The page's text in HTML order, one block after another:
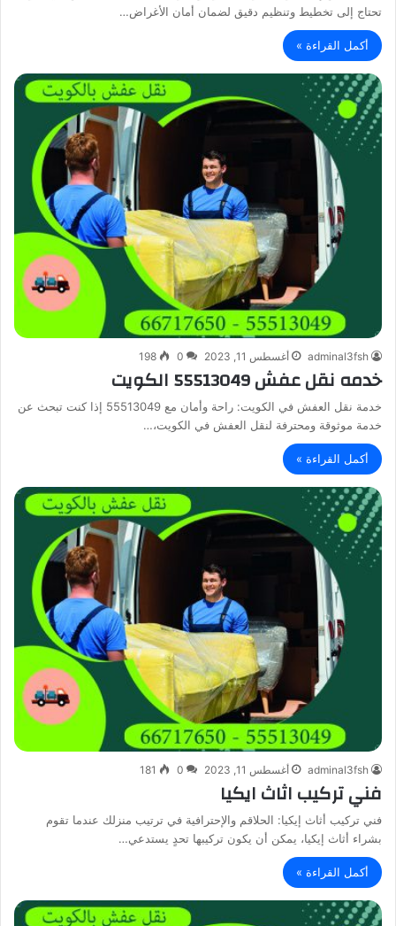
تحتاج إلى تخطيط وتنظيم دقيق لضمان أمان الأغراض…
أكمل القراءة »
adminal3fsh أغسطس 11, 2023 0
198
خدمه نقل عفش 55513049 الكويت
خدمة نقل العفش في الكويت: راحة وأمان مع 55513049 إذا كنت تبحث عن
خدمة موثوقة ومحترفة لنقل العفش في الكويت،…
أكمل القراءة »
adminal3fsh أغسطس 11, 2023 0
181
فني تركيب اثاث ايكيا
فني تركيب أثاث إيكيا: الحلاقم والإحترافية في ترتيب منزلك عندما تقوم
بشراء أثاث إيكيا، يمكن أن يكون تركيبها تحدٍ يستدعي…
أكمل القراءة »